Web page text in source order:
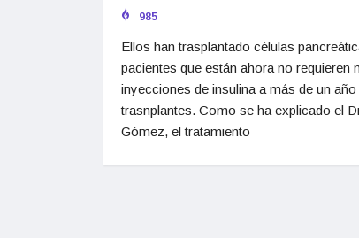
985
Ellos han trasplantado células
pacientes que están ahora no requieren
inyecciones de insulina a más de un
trasnplantes. Como se ha explicado el
Gómez, el tratamiento